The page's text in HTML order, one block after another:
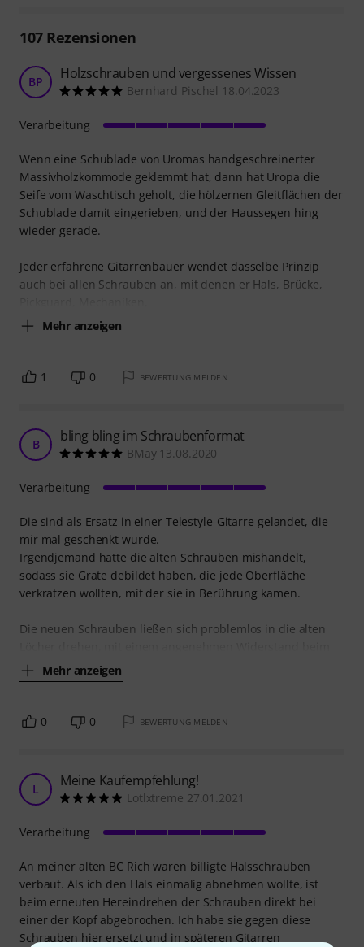
107Rezensionen
BP Holzschrauben und vergessenes Wissen
Bernhard Pischel 18.04.2023
Wenn eine Schublade von Uromas handgeschreinerter
Massivholzkommode geklemmt hat, dann hat Uropa die
Seife vom Waschtisch geholt, die hölzernen Gleitflächen der
Schublade damit eingerieben, und der Haussegen hing
wieder gerade.
Jeder erfahrene Gitarrenbauer wendet dasselbe Prinzip
auch bei allen Schrauben an, mit denen er Hals, Brücke,
Mehr anzeigen
Verarbeitung
1 0 BEWERTUNG MELDEN
B bling bling im Schraubenformat
BMay 13.08.2020
Die sind als Ersatz in einer Telestyle-Gitarre gelandet, die
mir mal geschenkt wurde.
Irgendjemand hatte die alten Schrauben mishandelt,
sodass sie Grate debildet haben, die jede Oberfläche
verkratzen wollten, mit der sie in Berührung kamen.
Die neuen Schrauben ließen sich problemlos in die alten
Mehr anzeigen
Verarbeitung
0 0 BEWERTUNG MELDEN
L Meine Kaufempfehlung!
Lotlxtreme 27.01.2021
An meiner alten BC Rich waren billigte Halsschrauben
verbaut. Als ich den Hals einmalig abnehmen wollte, ist
beim erneuten Hereindrehen der Schrauben direkt bei
einer der Kopf abgebrochen. Ich habe sie gegen diese
Schrauben hier ersetzt und in späteren Gitarren
Verarbeitung